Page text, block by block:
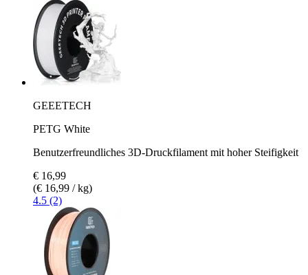
GEEETECH
PETG White
Benutzerfreundliches 3D-Druckfilament mit hoher Steifigkeit
€ 16,99
(€ 16,99 / kg)
4.5 (2)